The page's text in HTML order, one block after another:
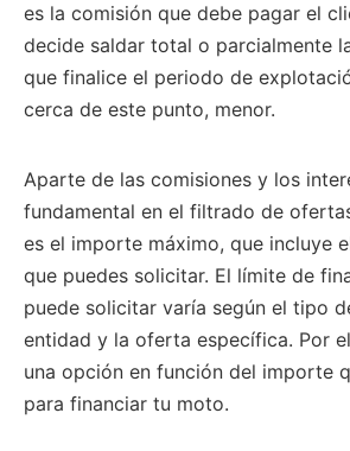
es la comisión que debe pagar el
decide saldar total o parcialmente
que finalice el periodo de
cerca de este punto, menor.
Aparte de las comisiones y los
fundamental en el filtrado de
es el importe máximo, que incluye
que puedes solicitar. El límite de
puede solicitar varía según el tipo
entidad y la oferta específica. Por
una opción en función del importe
para financiar tu moto.